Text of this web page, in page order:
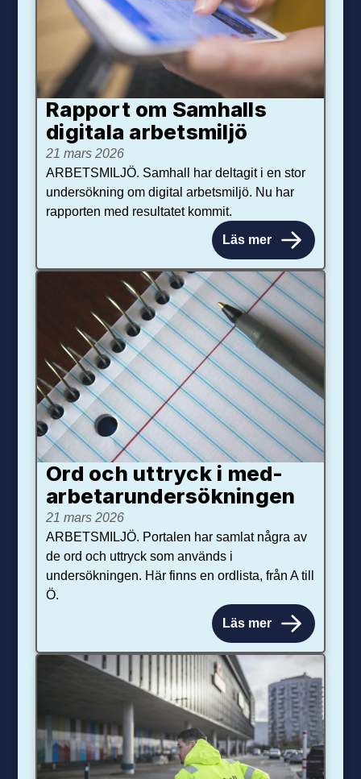
Rapport om Samhalls
digitala arbetsmiljö
21 mars 2026
ARBETSMILJÖ. Samhall har deltagit i en stor
undersökning om digital arbetsmiljö. Nu har
rapporten med resultatet kommit.
Läs mer
Ord och uttryck i med­­
arbetar­­under­sökningen
21 mars 2026
ARBETSMILJÖ. Portalen har samlat några av
de ord och uttryck som används i
undersökningen. Här finns en ordlista, från A till
Ö.
Läs mer